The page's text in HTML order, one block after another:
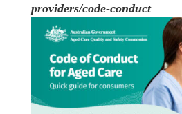
providers/code-conduct